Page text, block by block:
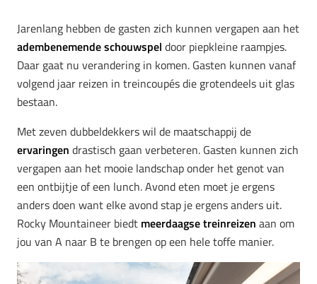
Jarenlang hebben de gasten zich kunnen vergapen aan het
adembenemende schouwspel door piepkleine raampjes.
Daar gaat nu verandering in komen. Gasten kunnen vanaf
volgend jaar reizen in treincoupés die grotendeels uit glas
bestaan.
Met zeven dubbeldekkers wil de maatschappij de
ervaringen drastisch gaan verbeteren. Gasten kunnen zich
vergapen aan het mooie landschap onder het genot van
een ontbijtje of een lunch. Avond eten moet je ergens
anders doen want elke avond stap je ergens anders uit.
Rocky Mountaineer biedt meerdaagse treinreizen aan om
jou van A naar B te brengen op een hele toffe manier.